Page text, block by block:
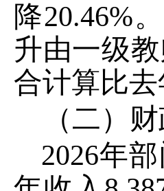
降20.46%
升由一级
合计算比去
（二）
2026年